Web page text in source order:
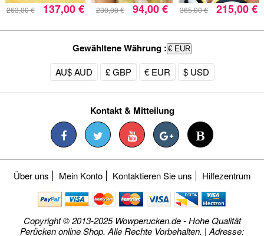
263,00 € 137,00 € 230,00 € 94,00 € 365,00 € 215,00 €
Gewähltene Währung : € EUR
AU$ AUD £ GBP € EUR $ USD
Kontakt & Mitteilung
Über uns Mein Konto Kontaktieren Sie uns Hilfezentrum
Copyright © 2013-2025 Wowperucken.de - Hohe Qualität
Perücken online Shop. Alle Rechte Vorbehalten. | Adresse: